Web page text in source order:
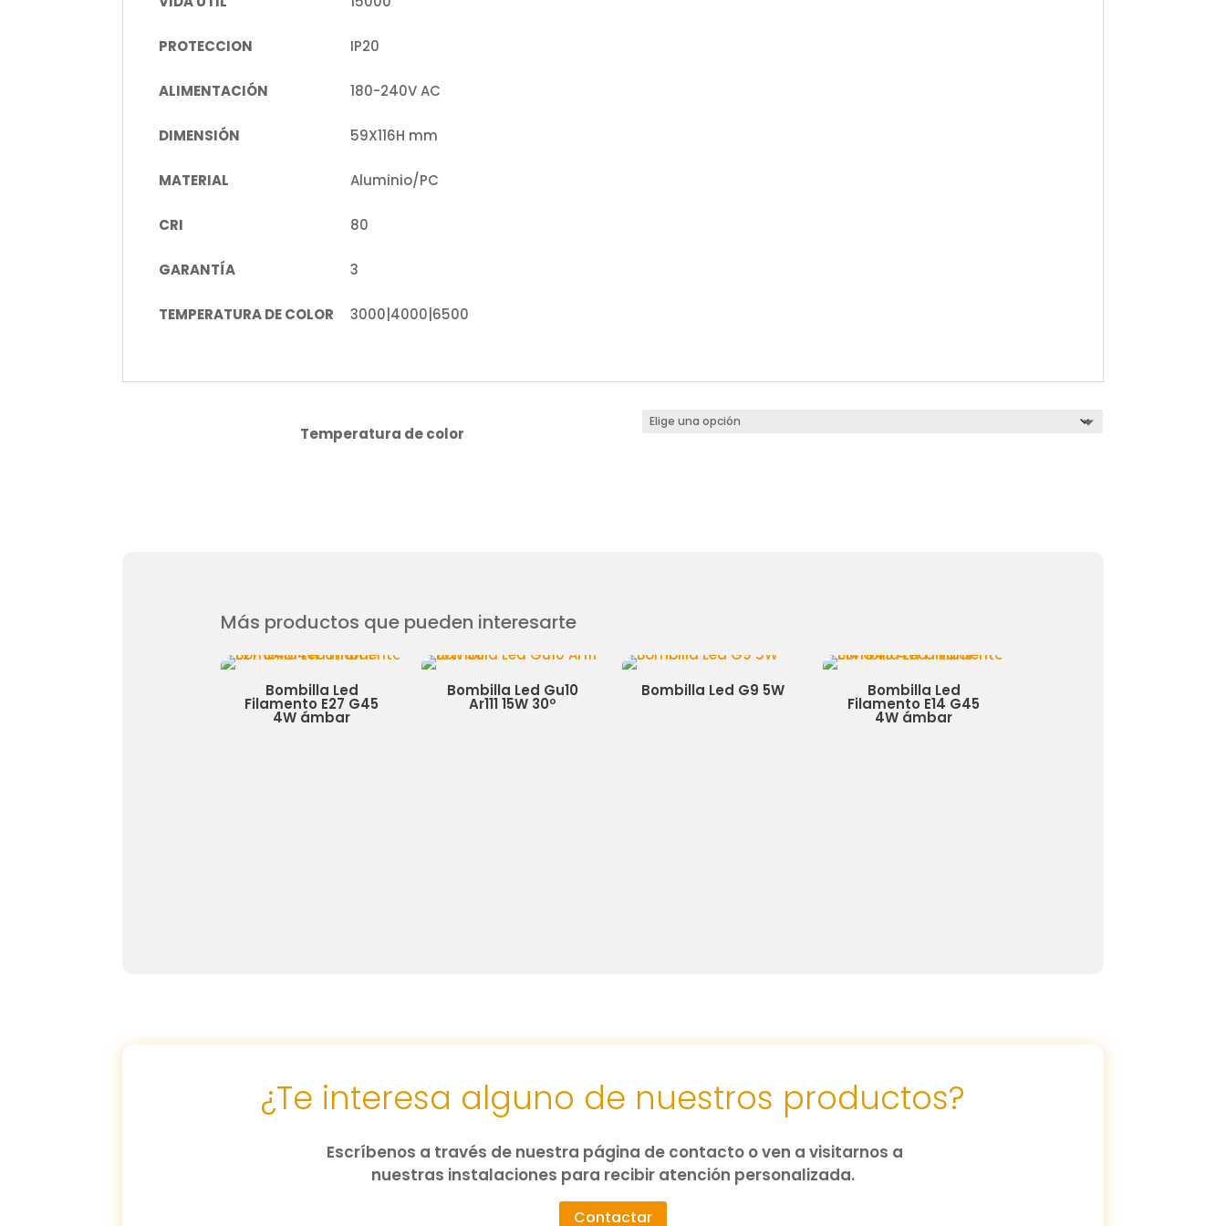
PROTECCION IP20
ALIMENTACIÓN 180-240V AC
DIMENSIÓN 59X116H mm
MATERIAL Aluminio/PC
CRI 80
GARANTÍA 3
TEMPERATURA DE COLOR 3000|4000|6500
Temperatura de color
Más productos que pueden interesarte
Bombilla Led Gu10
Ar111 15W 30º
Bombilla Led G9 5W Bombilla Led Bombilla Led E27 50W
Industrial Iris
¿Te interesa alguno de nuestros productos?
Escríbenos a través de nuestra página de contacto o ven a visitarnos a
nuestras instalaciones para recibir atención personalizada.
Contactar